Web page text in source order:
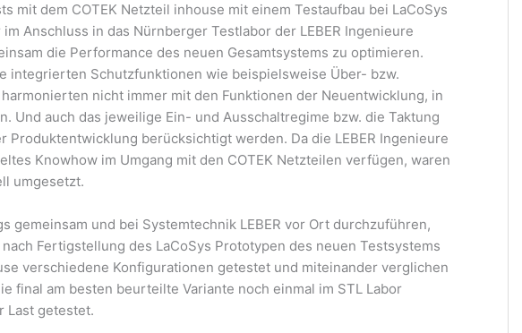
mit dem COTEK Netzteil inhouse mit einem Testaufbau bei LaCoSys
Anschluss in das Nürnberger Testlabor der LEBER Ingenieure
die Performance des neuen Gesamtsystems zu optimieren.
integrierten Schutzfunktionen wie beispielsweise Über- bzw.
nicht immer mit den Funktionen der Neuentwicklung, in
Und auch das jeweilige Ein- und Ausschaltregime bzw. die Taktung
Produktentwicklung berücksichtigt werden. Da die LEBER Ingenieure
Knowhow im Umgang mit den COTEK Netzteilen verfügen, waren
umgesetzt.
gemeinsam und bei Systemtechnik LEBER vor Ort durchzuführen,
Fertigstellung des LaCoSys Prototypen des neuen Testsystems
verschiedene Konfigurationen getestet und miteinander verglichen
final am besten beurteilte Variante noch einmal im STL Labor
Last getestet.